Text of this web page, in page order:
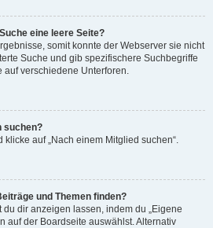
eine leere Seite?
somit konnte der Webserver sie nicht
Suche und gib spezifischere Suchbegriffe
verschiedene Unterforen.
suchen?
klicke auf „Nach einem Mitglied suchen“.
und Themen finden?
dir anzeigen lassen, indem du „Eigene
auf der Boardseite auswählst. Alternativ